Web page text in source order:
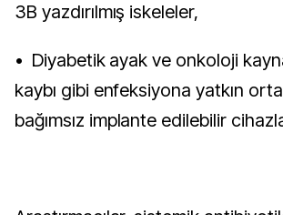
3B yazdırılmış iskeleler,
• Diyabetik ayak ve onkoloji
kaybı gibi enfeksiyona yatkın
bağımsız implante edilebilir